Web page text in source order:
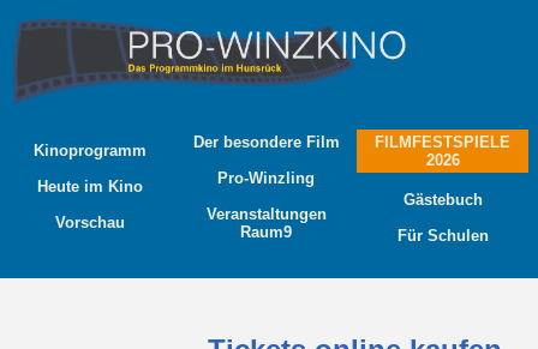
Kinoprogramm
Heute im Kino
Vorschau
Der besondere Film
Pro-Winzling
Veranstaltungen
Raum9
FILMFESTSPIELE
2026
Gästebuch
Für Schulen